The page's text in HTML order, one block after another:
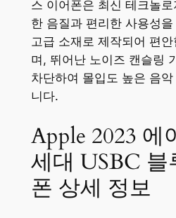
스 이어폰은 최신 테크놀
한 음질과 편리한 사용성
고급 소재로 제작되어 편
며, 뛰어난 노이즈 캔슬링
차단하여 몰입도 높은 음
니다.
Apple 2023 에
세대 USBC 블
폰 상세 정보